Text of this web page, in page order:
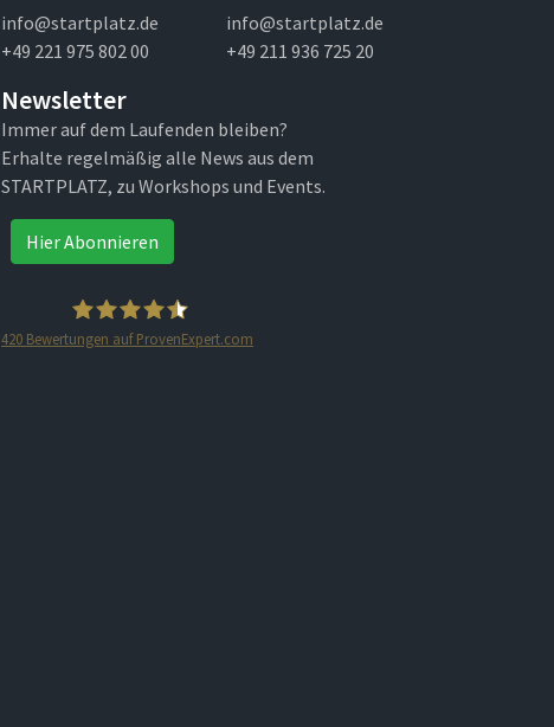
info@startplatz.de
+49 221 975 802 00
info@startplatz.de
+49 211 936 725 20
Newsletter
Immer auf dem Laufenden bleiben?
Erhalte regelmäßig alle News aus dem
STARTPLATZ, zu Workshops und Events.
Hier Abonnieren
420 Bewertungen auf ProvenExpert.com